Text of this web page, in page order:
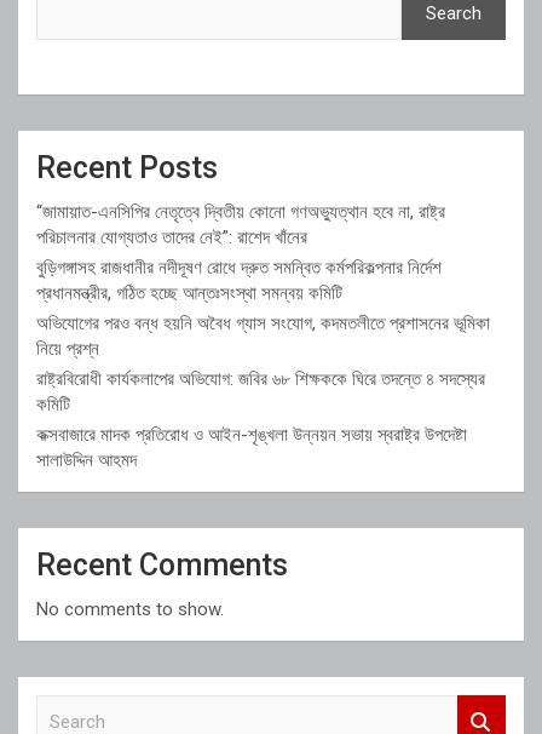
Search
Recent Posts
“জামায়াত-এনসিপির নেতৃত্বে দ্বিতীয় কোনো গণঅভ্যুত্থান হবে না, রাষ্ট্র
পরিচালনার যোগ্যতাও তাদের নেই”: রাশেদ খাঁনের
বুড়িগঙ্গাসহ রাজধানীর নদীদূষণ রোধে দ্রুত সমন্বিত কর্মপরিকল্পনার নির্দেশ
প্রধানমন্ত্রীর, গঠিত হচ্ছে আন্তঃসংস্থা সমন্বয় কমিটি
অভিযোগের পরও বন্ধ হয়নি অবৈধ গ্যাস সংযোগ, কদমতলীতে প্রশাসনের ভূমিকা
নিয়ে প্রশ্ন
রাষ্ট্রবিরোধী কার্যকলাপের অভিযোগ: জবির ৬৮ শিক্ষককে ঘিরে তদন্তে ৪ সদস্যের
কমিটি
কক্সবাজারে মাদক প্রতিরোধ ও আইন-শৃঙ্খলা উন্নয়ন সভায় স্বরাষ্ট্র উপদেষ্টা
সালাউদ্দিন আহমদ
Recent Comments
No comments to show.